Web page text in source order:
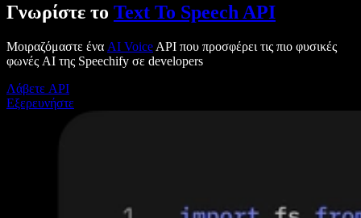
Γνωρίστε το Text To Speech API
Μοιραζόμαστε ένα AI Voice API που προσφέρει τις πιο φυσικές
φωνές AI της Speechify σε developers
Λάβετε API
Εξερευνήστε